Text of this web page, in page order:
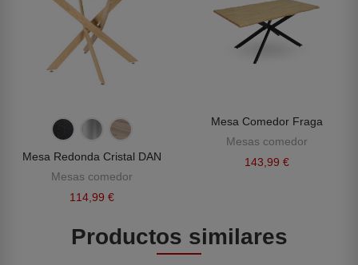
Mesa Redonda Cristal DAN
Mesas comedor
114,99 €
Mesa Comedor Fraga
Mesas comedor
143,99 €
Productos similares